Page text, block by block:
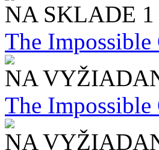
NA SKLADE
The
NA
The
NA